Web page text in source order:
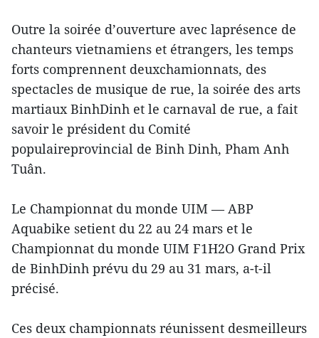
Outre la soirée d’ouverture avec laprésence de
chanteurs vietnamiens et étrangers, les temps
forts comprennent deuxchamionnats, des
spectacles de musique de rue, la soirée des arts
martiaux BinhDinh et le carnaval de rue, a fait
savoir le président du Comité
populaireprovincial de Binh Dinh, Pham Anh
Tuân.
Le Championnat du monde UIM — ABP
Aquabike setient du 22 au 24 mars et le
Championnat du monde UIM F1H2O Grand Prix
de BinhDinh prévu du 29 au 31 mars, a-t-il
précisé.
Ces deux championnats réunissent desmeilleurs